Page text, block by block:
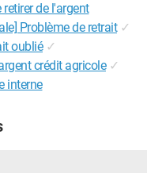
de l'argent
Problème de retrait ✓
oublié ✓
crédit agricole ✓
interne